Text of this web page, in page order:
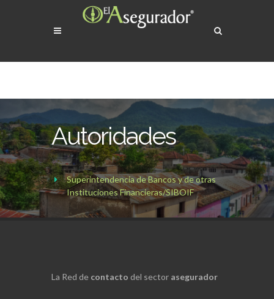
Autoridades
Superintendencia de Bancos y de otras
Instituciones Financieras/SIBOIF
La Red de contacto del sector asegurador